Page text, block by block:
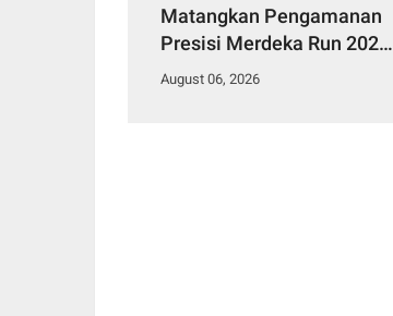
Matangkan Pengamanan
Presisi Merdeka Run 2026,
Libatkan 1.750 Personel
August 06, 2026